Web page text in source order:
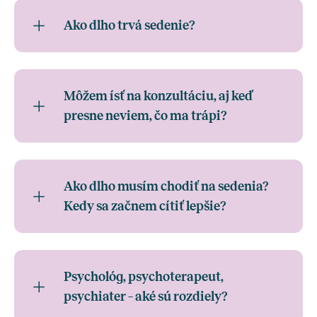
Ako dlho trvá sedenie?
Môžem ísť na konzultáciu, aj keď
presne neviem, čo ma trápi?
Ako dlho musím chodiť na sedenia?
Kedy sa začnem cítiť lepšie?
Psychológ, psychoterapeut,
psychiater – aké sú rozdiely?